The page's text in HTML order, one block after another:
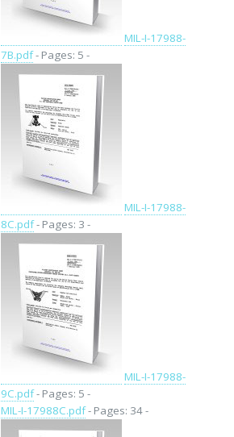
MIL-I-17988-
7B.pdf- Pages: 5 -
MIL-I-17988-
8C.pdf- Pages: 3 -
MIL-I-17988-
9C.pdf- Pages: 5 -
MIL-I-17988C.pdf- Pages: 34 -